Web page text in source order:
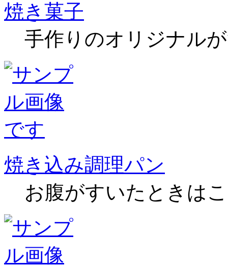
焼き菓子
手作りのオリジナル
焼き込み調理パン
お腹がすいたときは